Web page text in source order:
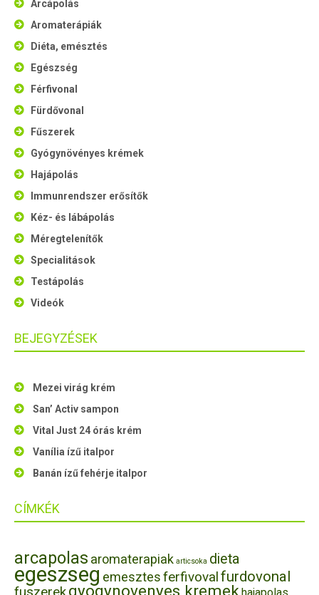
Arcápolás
Aromaterápiák
Diéta, emésztés
Egészség
Férfivonal
Fürdővonal
Fűszerek
Gyógynövényes krémek
Hajápolás
Immunrendszer erősítők
Kéz- és lábápolás
Méregtelenítők
Specialitások
Testápolás
Videók
BEJEGYZÉSEK
Mezei virág krém
San’ Activ sampon
Vital Just 24 órás krém
Vanília ízű italpor
Banán ízű fehérje italpor
CÍMKÉK
arcapolas aromaterapiak articsoka dieta
egeszseg emesztesferfivovalfurdovonal
gyogynovenyes kremek